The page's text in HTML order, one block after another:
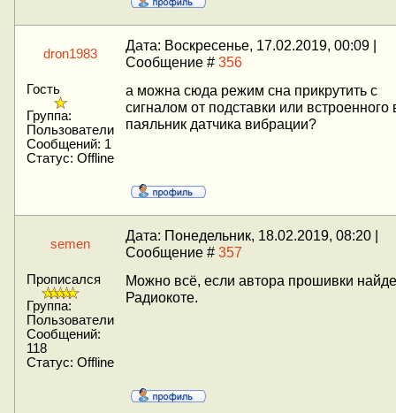
dron1983
Дата: Воскресенье, 17.02.2019, 00:09 |
Сообщение # 356
Гость
Группа:
Пользователи
Сообщений: 1
Статус: Offline
а можна сюда режим сна прикрутить с
сигналом от подставки или встроенного
паяльник датчика вибрации?
semen
Дата: Понедельник, 18.02.2019, 08:20 |
Сообщение # 357
Прописался
Группа:
Пользователи
Сообщений:
118
Статус: Offline
Можно всё, если автора прошивки
Радиокоте.